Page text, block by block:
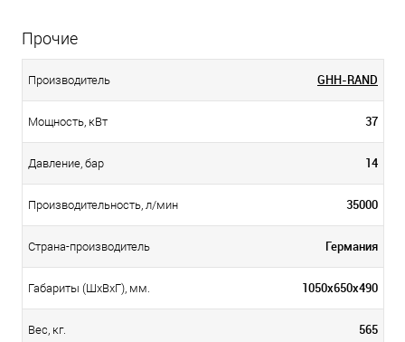
Прочие
Производитель GHH-RAND
Мощность, кВт 37
Давление, бар 14
Производительность, л/мин 35000
Страна-производитель Германия
Габариты (ШхВхГ), мм. 1050х650х490
Вес, кг. 565